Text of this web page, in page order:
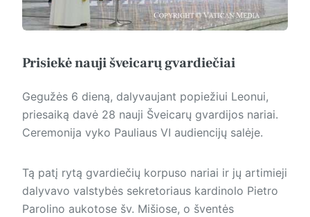
Prisiekė nauji šveicarų gvardiečiai
Gegužės 6 dieną, dalyvaujant popiežiui Leonui,
priesaiką davė 28 nauji Šveicarų gvardijos nariai.
Ceremonija vyko Pauliaus VI audiencijų salėje.
Tą patį rytą gvardiečių korpuso nariai ir jų artimieji
dalyvavo valstybės sekretoriaus kardinolo Pietro
Parolino aukotose šv. Mišiose, o šventės